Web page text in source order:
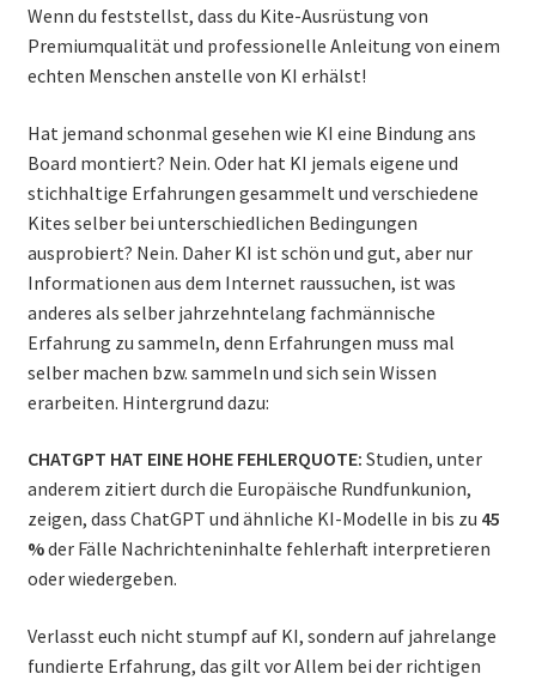
Wenn du feststellst, dass du Kite-Ausrüstung von
Premiumqualität und professionelle Anleitung von einem
echten Menschen anstelle von KI erhälst!
Hat jemand schonmal gesehen wie KI eine Bindung ans
Board montiert? Nein. Oder hat KI jemals eigene und
stichhaltige Erfahrungen gesammelt und verschiedene
Kites selber bei unterschiedlichen Bedingungen
ausprobiert? Nein. Daher KI ist schön und gut, aber nur
Informationen aus dem Internet raussuchen, ist was
anderes als selber jahrzehntelang fachmännische
Erfahrung zu sammeln, denn Erfahrungen muss mal
selber machen bzw. sammeln und sich sein Wissen
erarbeiten. Hintergrund dazu:
CHATGPT HAT EINE HOHE FEHLERQUOTE: Studien, unter
anderem zitiert durch die Europäische Rundfunkunion,
zeigen, dass ChatGPT und ähnliche KI-Modelle in bis zu 45
%der Fälle Nachrichteninhalte fehlerhaft interpretieren
oder wiedergeben.
Verlasst euch nicht stumpf auf KI, sondern auf jahrelange
fundierte Erfahrung, das gilt vor Allem bei der richtigen